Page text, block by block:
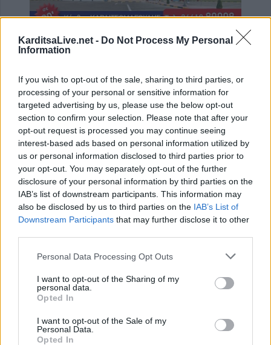
KarditsaLive.net - Do Not Process My Personal
Information
If you wish to opt-out of the sale, sharing to third parties, or
processing of your personal or sensitive information for
targeted advertising by us, please use the below opt-out
section to confirm your selection. Please note that after your
opt-out request is processed you may continue seeing
interest-based ads based on personal information utilized by
us or personal information disclosed to third parties prior to
your opt-out. You may separately opt-out of the further
disclosure of your personal information by third parties on the
IAB’s list of downstream participants. This information may
also be disclosed by us to third parties on the IAB’s List of
Downstream Participants that may further disclose it to other
Personal Data Processing Opt Outs
I want to opt-out of the Sharing of my
personal data.
Opted In
I want to opt-out of the Sale of my
Personal Data.
Opted In
ΤΕΛΕΥΤΑΙΑ ΝΕΑ
των πινακίδων κυκλοφορίας - Ποιές αλλαγές
θα γίνουν
9 Αυγούστου 2026, 08:17
Την Κυριακή 9 Αυγούστου η κηδεία του
Αθανάσιου Λαζαρίδη
9 Αυγούστου 2026, 08:05
Υψηλός κίνδυνος πυρκαγιάς την Κυριακή
(9/8) σε μεγάλο τμήμα του ν. Καρδίτσας και
της υπόλοιπης Θεσσαλίας
8 Αυγούστου 2026, 22:58
Ανασύρθηκε χωρίς τις αισθήσεις του
ηλικιωμένος από πηγάδι σε οικισμό της
8 Αυγούστου 2026, 21:54
Χ. Παπαδημήτριου (Πρόεδρος ΔΕΥΑΚ): Στην
παρούσα φάση δεν θα υπάρξουν αυξήσεις
στους λογαριασμούς των καταναλωτών